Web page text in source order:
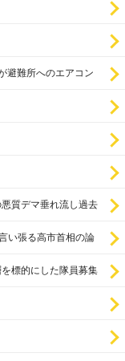
避難所へのエアコン
質デマ垂れ流し過去
い張る高市首相の論
標的にした隊員募集